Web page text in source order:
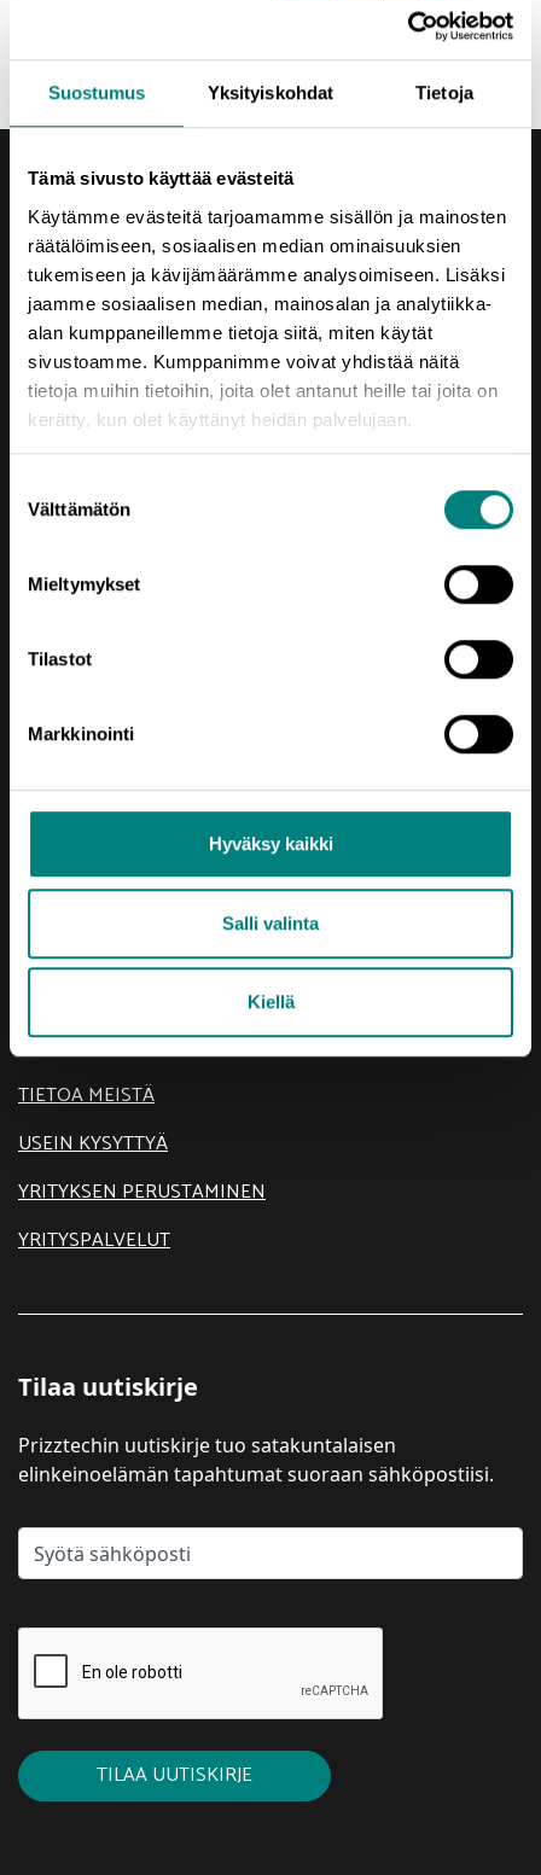
Suostumus Yksityiskohdat Tietoja
Tämä sivusto käyttää evästeitä
Käytämme evästeitä tarjoamamme sisällön ja mainosten
räätälöimiseen, sosiaalisen median ominaisuuksien
tukemiseen ja kävijämäärämme analysoimiseen. Lisäksi
jaamme sosiaalisen median, mainosalan ja analytiikka-
alan kumppaneillemme tietoja siitä, miten käytät
sivustoamme. Kumppanimme voivat yhdistää näitä
tietoja muihin tietoihin, joita olet antanut heille tai joita on
kerätty, kun olet käyttänyt heidän palvelujaan.
valinta
Välttämätön
Mieltymykset
Tilastot
Markkinointi
Hyväksy kaikki
Salli valinta
Kiellä
Yhteystiedot
Porin Leijona
Yrjönkatu 6
28100 Pori
Vaihde (02) 620 5300
prizztech@prizz.fi
Rekisteriseloste
Oikotie
AJANKOHTAISTA
SIJOITU SATAKUNTAAN
TIETOA MEISTÄ
USEIN KYSYTTYÄ
YRITYKSEN PERUSTAMINEN
YRITYSPALVELUT
Tilaa uutiskirje
Prizztechin uutiskirje tuo satakuntalaisen
elinkeinoelämän tapahtumat suoraan sähköpostiisi.
TILAA UUTISKIRJE